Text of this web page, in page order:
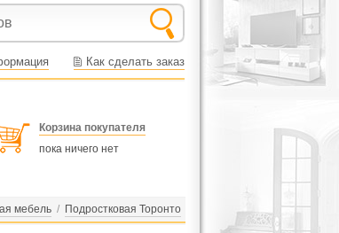
Как сделать заказ
Корзина покупателя
пока ничего нет
мебель / Подростковая Торонто